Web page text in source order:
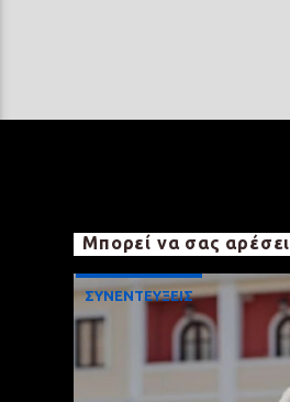
Μπορεί να σας αρέσει
ΣΥΝΕΝΤΕΥΞΕΙΣ